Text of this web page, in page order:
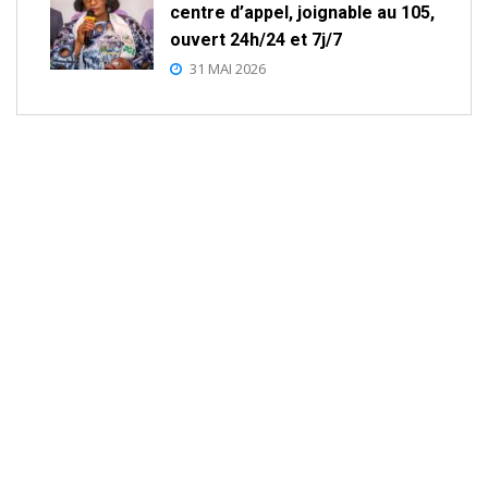
centre d’appel, joignable au 105,
ouvert 24h/24 et 7j/7
31 MAI 2026